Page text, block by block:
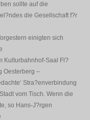
sollte auf die
die Gesellschaft f?r
einigten sich
Kulturbahnhof-Saal Fl?
Oesterberg –
Stra?enverbindung
vom Tisch. Wenn die
so Hans-J?rgen